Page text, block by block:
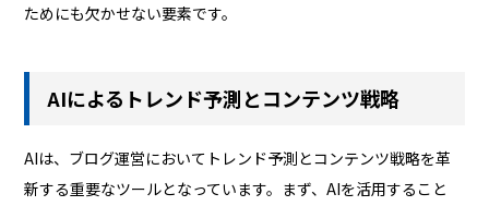
ためにも欠かせない要素です。
AIによるトレンド予測とコンテンツ戦略
AIは、ブログ運営においてトレンド予測とコンテンツ戦略を革
新する重要なツールとなっています。まず、AIを活用すること